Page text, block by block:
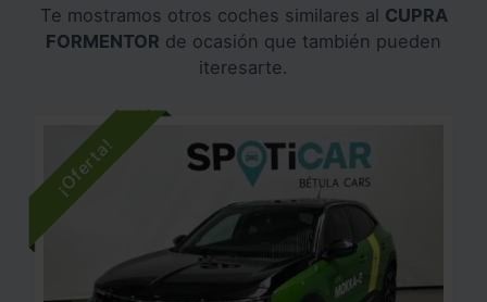
Te mostramos otros coches similares al CUPRA
FORMENTOR de ocasión que también pueden
iteresarte.